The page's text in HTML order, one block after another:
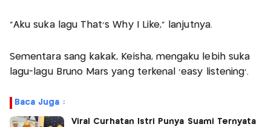
“Aku suka lagu That’s Why I Like,” lanjutnya.
Sementara sang kakak, Keisha, mengaku lebih suka
lagu-lagu Bruno Mars yang terkenal ‘easy listening’.
Baca Juga :
Viral Curhatan Istri Punya Suami Ternyata